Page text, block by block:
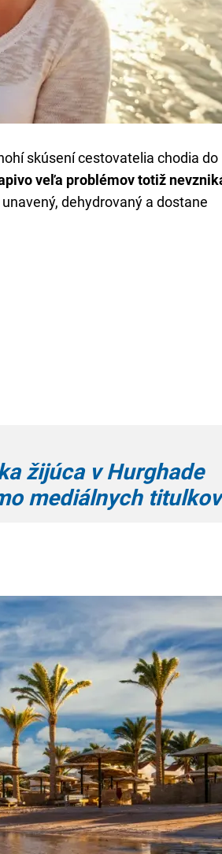
skúsení cestovatelia chodia do
veľa problémov totiž
dehydrovaný a dostane
žijúca v Hurghade
mediálnych titulkov